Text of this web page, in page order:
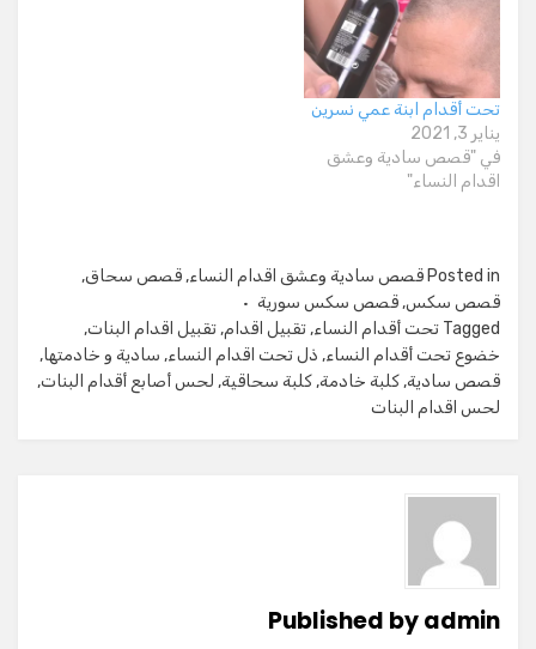
تحت أقدام ابنة عمي نسرين
يناير 3, 2021
في "قصص سادية وعشق
اقدام النساء"
Posted in قصص سادية وعشق اقدام النساء, قصص سحاق,
قصص سكس, قصص سكس سورية
Tagged تحت أقدام النساء, تقبيل اقدام, تقبيل اقدام البنات,
خضوع تحت أقدام النساء, ذل تحت اقدام النساء, سادية و خادمتها,
قصص سادية, كلبة خادمة, كلبة سحاقية, لحس أصابع أقدام البنات,
لحس اقدام البنات
Published byadmin